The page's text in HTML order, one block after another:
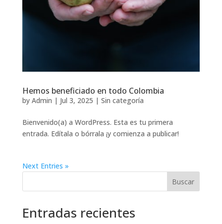
Hemos beneficiado en todo Colombia
by Admin | Jul 3, 2025 | Sin categoría
Bienvenido(a) a WordPress. Esta es tu primera
entrada. Edítala o bórrala ¡y comienza a publicar!
Next Entries »
Buscar
Entradas recientes